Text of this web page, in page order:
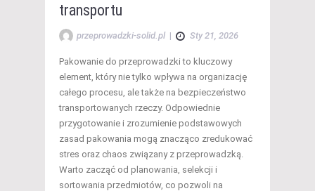
transportu
przeprowadzki-solid.pl | Sty 21, 2026
Pakowanie do przeprowadzki to kluczowy
element, który nie tylko wpływa na organizację
całego procesu, ale także na bezpieczeństwo
transportowanych rzeczy. Odpowiednie
przygotowanie i zrozumienie podstawowych
zasad pakowania mogą znacząco zredukować
stres oraz chaos związany z przeprowadzką.
Warto zacząć od planowania, selekcji i
sortowania przedmiotów, co pozwoli na